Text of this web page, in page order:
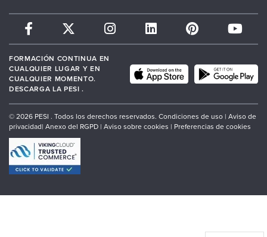
FORMACIÓN CONTINUA EN
CUALQUIER LUGAR Y EN
CUALQUIER MOMENTO.
DESCARGA LA PESI .
© 2026 PESI . Todos los derechos reservados. Condiciones de uso | Aviso de
privacidad| Anexo del RGPD | Aviso sobre cookies | Preferencias de cookies